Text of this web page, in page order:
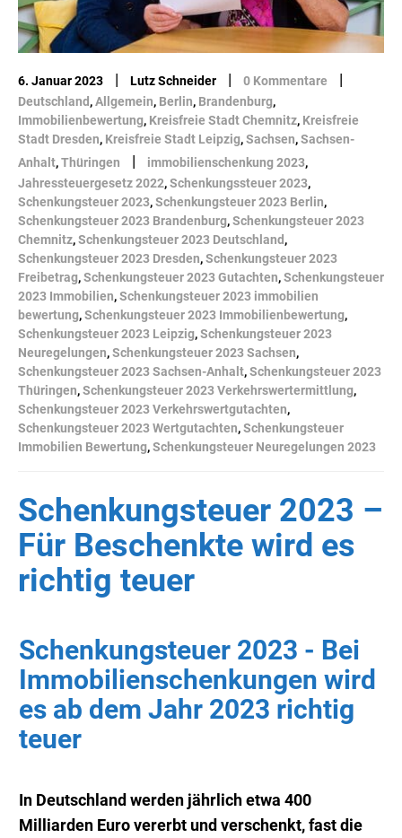
6. Januar 2023 | Lutz Schneider | 0 Kommentare |
Deutschland ,Allgemein, Berlin, Brandenburg,
Immobilienbewertung, Kreisfreie Stadt Chemnitz, Kreisfreie
Stadt Dresden, Kreisfreie Stadt Leipzig,Sachsen,Sachsen-
Anhalt,Thüringen | immobilienschenkung 2023,
Jahressteuergesetz 2022,Schenkungssteuer 2023,
Schenkungsteuer 2023,Schenkungsteuer 2023 Berlin,
Schenkungsteuer 2023 Brandenburg,Schenkungsteuer 2023
Chemnitz,Schenkungsteuer 2023 Deutschland ,
Schenkungsteuer 2023 Dresden,Schenkungsteuer 2023
Freibetrag,Schenkungsteuer 2023 Gutachten,Schenkungsteuer
2023 Immobilien,Schenkungsteuer 2023 immobilien
bewertung,Schenkungsteuer 2023 Immobilienbewertung,
Schenkungsteuer 2023 Leipzig,Schenkungsteuer 2023
Neuregelungen,Schenkungsteuer 2023 Sachsen,
Schenkungsteuer 2023 Sachsen-Anhalt,Schenkungsteuer 2023
Thüringen,Schenkungsteuer 2023 Verkehrswertermittlung,
Schenkungsteuer 2023 Verkehrswertgutachten,
Schenkungsteuer 2023 Wertgutachten,Schenkungsteuer
Immobilien Bewertung,Schenkungsteuer Neuregelungen 2023
Schenkungsteuer 2023 –
Für Beschenkte wird es
richtig teuer
Schenkungsteuer 2023 - Bei
Immobilienschenkungen wird
es ab dem Jahr 2023 richtig
teuer
In Deutschland werden jährlich etwa 400
Milliarden Euro vererbt und verschenkt, fast die